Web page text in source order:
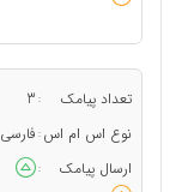
تعداد پیامک :
3
نوع اس ام اس : فارسی
ارسال پیامک
: